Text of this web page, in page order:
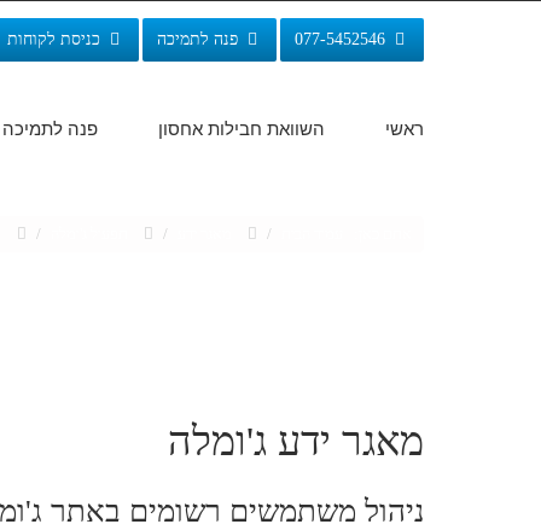
פנה לתמיכה כניסת לקוחות
ראשי השוואת חבילות אחסון פנה לתמיכה
/
/
/
מאגר ידע ג'ומלה
ניהול משתמשים רשומים באתר